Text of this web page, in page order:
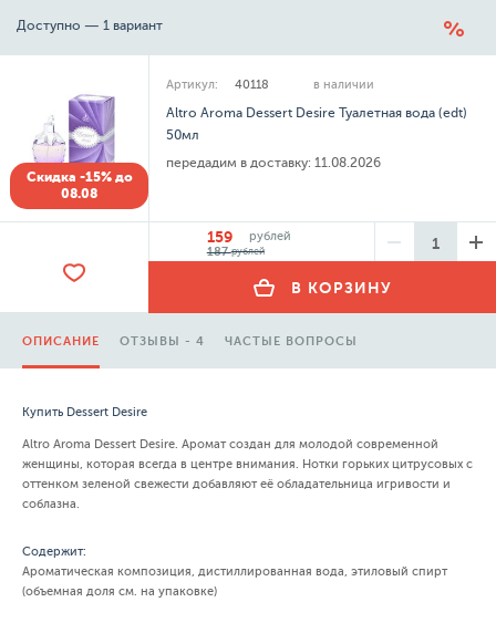
Доступно — 1 вариант
Скидка -15% до
08.08
Артикул: 40118 в наличии
Altro Aroma Dessert Desire Туалетная вода (edt)
50мл
передадим в доставку: 11.08.2026
159
рублей
187рублей
В КОРЗИНУ
ОПИСАНИЕ ОТЗЫВЫ - 4 ЧАСТЫЕ ВОПРОСЫ
Купить Dessert Desire
Altro Aroma Dessert Desire. Аромат создан для молодой современной
женщины, которая всегда в центре внимания. Нотки горьких цитрусовых с
оттенком зеленой свежести добавляют её обладательница игривости и
соблазна.
Содержит:
Ароматическая композиция, дистиллированная вода, этиловый спирт
(объемная доля см. на упаковке)